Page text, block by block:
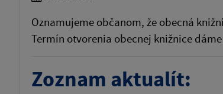
Oznamujeme občanom, že obecná
Termín otvorenia obecnej knižnice
Zoznam aktualít: